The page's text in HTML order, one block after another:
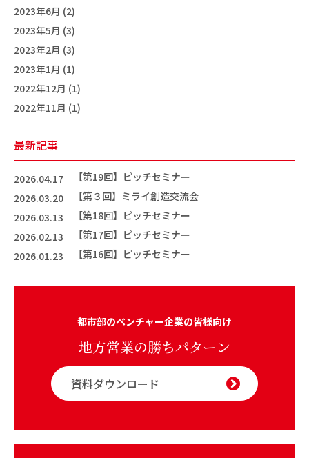
2023年6月 (2)
2023年5月 (3)
2023年2月 (3)
2023年1月 (1)
2022年12月 (1)
2022年11月 (1)
最新記事
2026.04.17
【第19回】ピッチセミナー
2026.03.20
【第３回】ミライ創造交流会
2026.03.13
【第18回】ピッチセミナー
2026.02.13
【第17回】ピッチセミナー
2026.01.23
【第16回】ピッチセミナー
都市部のベンチャー企業の皆様向け
地方営業の勝ちパターン
資料ダウンロード